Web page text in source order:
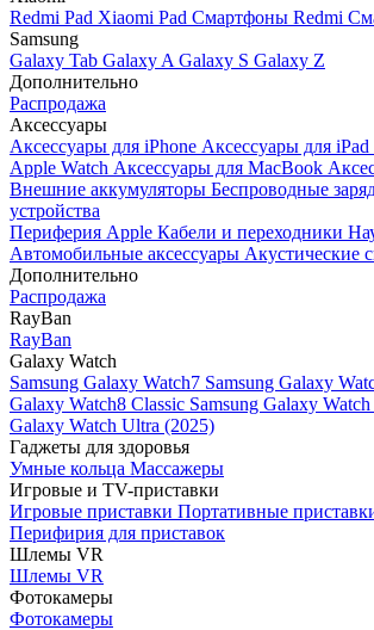
Redmi Pad Xiaomi Pad Смартфоны Redmi
Samsung
Galaxy Tab Galaxy A Galaxy S Galaxy Z
Дополнительно
Распродажа
Аксессуары
Аксессуары для iPhone Аксессуары для iPad
Apple Watch Аксессуары для MacBook
Внешние аккумуляторы Беспроводные
устройства
Периферия Apple Кабели и переходники
Автомобильные аксессуары Акустические
Дополнительно
Распродажа
RayBan
RayBan
Galaxy Watch
Samsung Galaxy Watch7 Samsung Galaxy
Galaxy Watch8 Classic Samsung Galaxy
Galaxy Watch Ultra (2025)
Гаджеты для здоровья
Умные кольца Массажеры
Игровые и TV-приставки
Игровые приставки Портативные
Перифирия для приставок
Шлемы VR
Шлемы VR
Фотокамеры
Фотокамеры